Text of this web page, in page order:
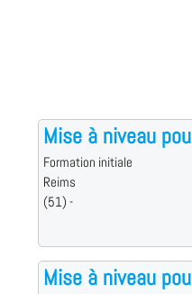
Mise à niveau
Formation initiale
Reims
(51) -
Mise à niveau